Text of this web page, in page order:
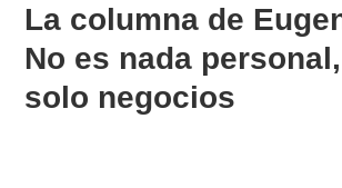
La columna de
No es nada
solo negocios